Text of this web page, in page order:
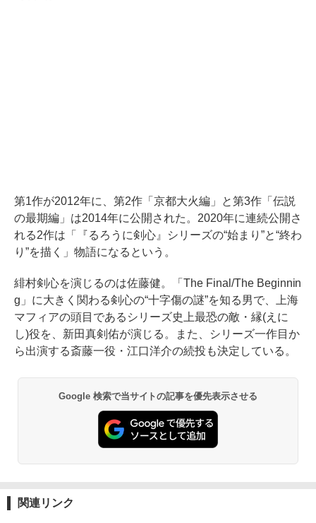
第1作が2012年に、第2作「京都大火編」と第3作「伝説
の最期編」は2014年に公開された。2020年に連続公開さ
れる2作は「『るろうに剣心』シリーズの“始まり”と“終わ
り”を描く」物語になるという。
緋村剣心を演じるのは佐藤健。「The Final/The Beginnin
g」に大きく関わる剣心の“十字傷の謎”を知る男で、上海
マフィアの頭目であるシリーズ史上最恐の敵・縁(えに
し)役を、新田真剣佑が演じる。また、シリーズ一作目か
ら出演する斎藤一役・江口洋介の続投も決定している。
Google 検索で当サイトの記事を優先表示させる
関連リンク